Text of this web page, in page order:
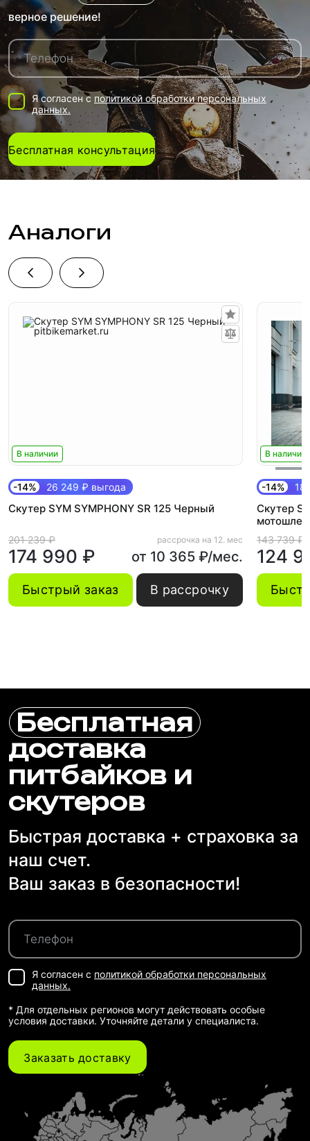
верное решение!
Я согласен с политикой обработки персональных
данных.
Бесплатная консультация
Аналоги
В наличии
-14% 26 249 ₽ выгода
Скутер SYM SYMPHONY SR 125 Черный
201 239 ₽
174 990 ₽
рассрочка на 12. мес
от 10 365 ₽/мес.
Быстрый заказ В рассрочку
В наличии
-14% 18
Скутер
143 739 ₽
124
Бесплатная
доставка
питбайков и
скутеров
Быстрая доставка + страховка за
наш счет.
Ваш заказ в безопасности!
Я согласен с политикой обработки персональных
данных.
* Для отдельных регионов могут действовать особые
условия доставки. Уточняйте детали у специалиста.
Заказать доставку